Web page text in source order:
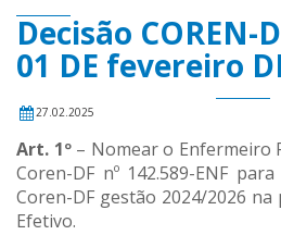
Decisão COREN-
01 DE fevereiro
27.02.2025
Art. 1º – Nomear o Enfermeiro
Coren-DF nº 142.589-ENF
Coren-DF gestão 2024/2026
Efetivo.